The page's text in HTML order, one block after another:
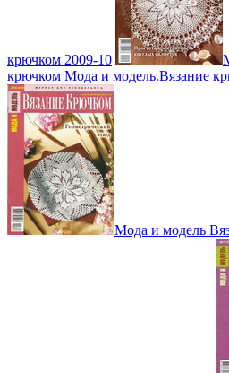
крючком 2009-10
крючком Мода и модель.Вязание
Мода и модель